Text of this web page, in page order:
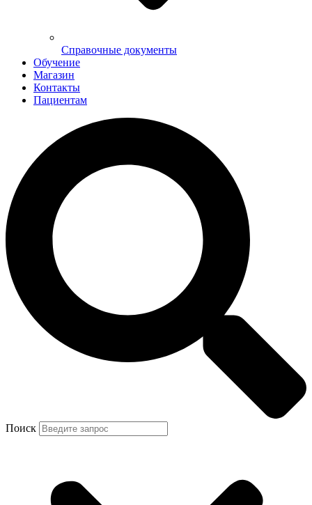
Справочные документы
Обучение
Магазин
Контакты
Пациентам
Поиск